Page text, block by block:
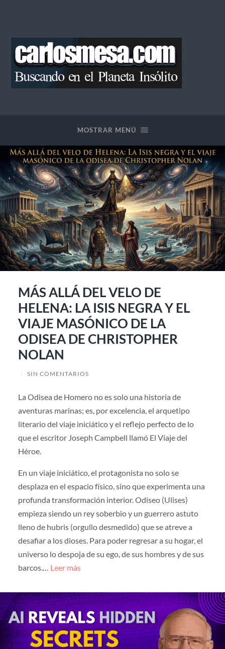
MOSTRAR MENÚ
MÁS ALLÁ DEL VELO DE
HELENA: LA ISIS NEGRA Y EL
VIAJE MASÓNICO DE LA
ODISEA DE CHRISTOPHER
NOLAN
/ SIN COMENTARIOS
La Odisea de Homero no es solo una historia de
aventuras marinas; es, por excelencia, el arquetipo
literario del viaje iniciático y el reflejo perfecto de lo
que el escritor Joseph Campbell llamó El Viaje del
Héroe.
En un viaje iniciático, el protagonista no solo se
desplaza en el espacio físico, sino que experimenta una
profunda transformación interior. Odiseo (Ulises)
empieza siendo un rey soberbio y un guerrero astuto
lleno de hubris (orgullo desmedido) que se atreve a
desafiar a los dioses. Para poder regresar a su hogar, el
universo lo despoja de su ego, de sus hombres y de sus
barcos.… Leer más